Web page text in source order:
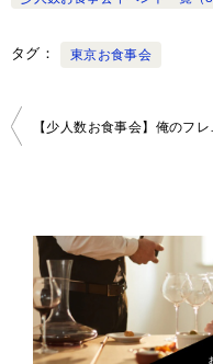
タグ 東京お食事会
投